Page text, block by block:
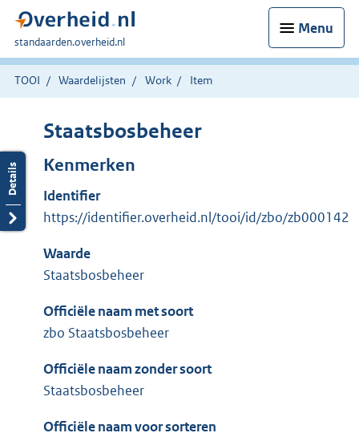
Menu
U
bent
hier:
standaarden.overheid.nl
TOOI Waardelijsten Work Item
Staatsbosbeheer
Kenmerken
Identifier
https://identifier.overheid.nl/tooi/id/zbo/zb000142
Waarde
Staatsbosbeheer
Officiële naam met soort
zbo Staatsbosbeheer
Officiële naam zonder soort
Staatsbosbeheer
Officiële naam voor sorteren